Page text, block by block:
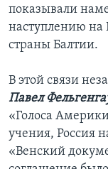
показывали
наступлению на
страны Балтии.
В этой связи
Павел
«Голоса
учения, Россия
«Венский